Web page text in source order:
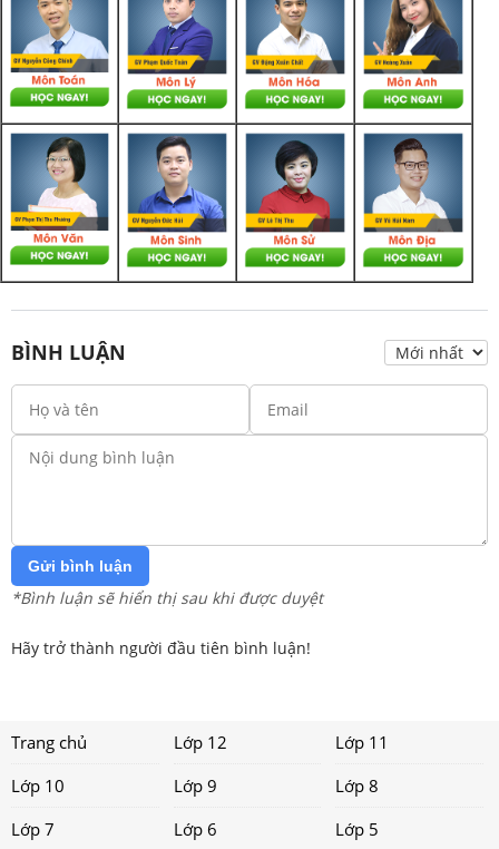
BÌNH LUẬN
Gửi bình luận
*Bình luận sẽ hiển thị sau khi được duyệt
Hãy trở thành người đầu tiên bình luận!
Trang chủ Lớp 12
Lớp 11
Lớp 10
Lớp 9
Lớp 8
Lớp 7
Lớp 6 Lớp 5